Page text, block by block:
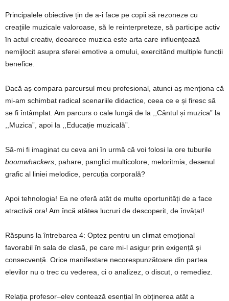
Principalele obiective țin de a-i face pe copii să rezoneze cu
creațiile muzicale valoroase, să le reinterpreteze, să participe activ
în actul creativ, deoarece muzica este arta care influențează
nemijlocit asupra sferei emotive a omului, exercitând multiple funcții
benefice.
Dacă aș compara parcursul meu profesional, atunci aș menționa că
mi-am schimbat radical scenariile didactice, ceea ce e și firesc să
se fi întâmplat. Am parcurs o cale lungă de la ,,Cântul și muzica” la
,,Muzica”, apoi la ,,Educație muzicală”.
Să-mi fi imaginat cu ceva ani în urmă că voi folosi la ore tuburile
boomwhackers , pahare, panglici multicolore, meloritmia, desenul
grafic al liniei melodice, percuția corporală?
Apoi tehnologia! Ea ne oferă atât de multe oportunități de a face
atractivă ora! Am încă atâtea lucruri de descoperit, de învățat!
Răspuns la întrebarea 4: Optez pentru un climat emoțional
favorabil în sala de clasă, pe care mi-l asigur prin exigență și
consecvență. Orice manifestare necorespunzătoare din partea
elevilor nu o trec cu vederea, ci o analizez, o discut, o remediez.
Relația profesor–elev contează esențial în obținerea atât a